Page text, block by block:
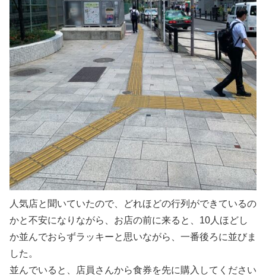
人気店と聞いていたので、どれほどの行列ができているの
かと不安になりながら、お店の前に来ると、10人ほどし
か並んでおらずラッキーと思いながら、一番後ろに並びま
した。
並んでいると、店員さんから食券を先に購入してください